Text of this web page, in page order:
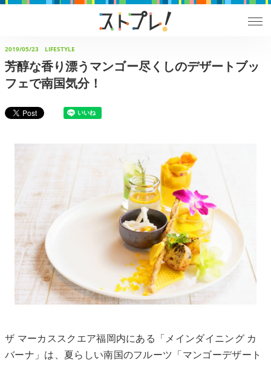
2019/05/23 LIFESTYLE
芳醇な香り漂うマンゴー尽くしのデザートブッ
フェで南国気分！
ザ マーカススクエア福岡内にある「メインダイニング カ
バーナ」は、夏らしい南国のフルーツ「マンゴーデザート